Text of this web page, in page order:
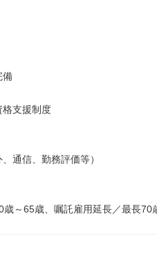
備
格支援制度
、通信、勤務評価等）
歳～65歳、嘱託雇用延長／最長70